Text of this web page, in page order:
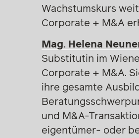
Wachstumskurs
Corporate + M&A
Mag. Helena
Substitutin im
Corporate + M&A.
ihre gesamte
und M&A-
eigentümer- oder